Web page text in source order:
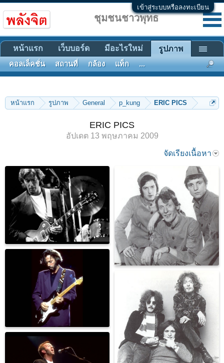
เข้าสู่ระบบหรือลงทะเบียน
หน้าแรก รูปภาพ General p_kung ERIC PICS
ERIC PICS
อัปเดต 13 พฤษภาคม 2009
จัดเรียงเนื้อหา
ชุมชนชาวพุทธ
หน้าแรก เว็บบอร์ด มีอะไรใหม่ รูปภาพ
คอลเล็คชั่น สถานที่ กล้อง แท็ก ...